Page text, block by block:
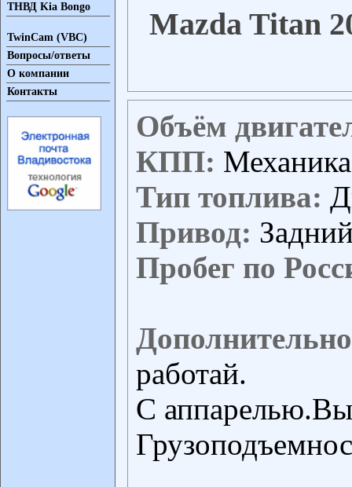
ТНВД Kia Bongo
TwinCam (VBC)
Вопросы/ответы
О компании
Контакты
Mazda Titan
Объём
КПП: Механика
Тип топлива:
Привод:
Пробег по
работай.
С